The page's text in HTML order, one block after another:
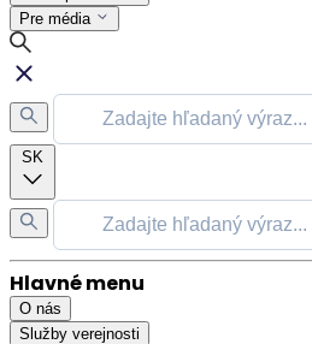
Pre média
SK
Hlavné menu
O nás
Služby verejnosti